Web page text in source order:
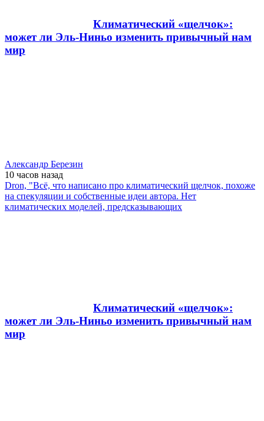
Климатический «щелчок»:
может ли Эль-Ниньо изменить привычный нам
мир
Александр Березин
10 часов назад
Dron, "Всё, что написано про климатический щелчок, похоже
на спекуляции и собственные идеи автора. Нет
климатических моделей, предсказывающих
Климатический «щелчок»:
может ли Эль-Ниньо изменить привычный нам
мир